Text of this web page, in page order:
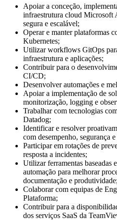
Apoiar a conceção,
infraestrutura cloud Microsoft
segura e escalável;
Operar e manter plataformas
Kubernetes;
Utilizar workflows GitOps
infraestrutura e aplicações;
Contribuir para o
CI/CD;
Desenvolver automações e
Apoiar a implementação de
monitorização, logging e
Trabalhar com tecnologias
Datadog;
Identificar e resolver
com desempenho, segurança
Participar em rotações de
resposta a incidentes;
Utilizar ferramentas
automação para melhorar
documentação e produtividade;
Colaborar com equipas de
Plataforma;
Contribuir para a
dos serviços SaaS da